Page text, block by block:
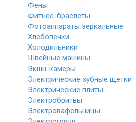
Фены
Фитнес-браслеты
Фотоаппараты зеркальные
Хлебопечки
Холодильники
Швейные машины
Экшн-камеры
Электрические зубные щетки
Электрические плиты
Электробритвы
Электровафельницы